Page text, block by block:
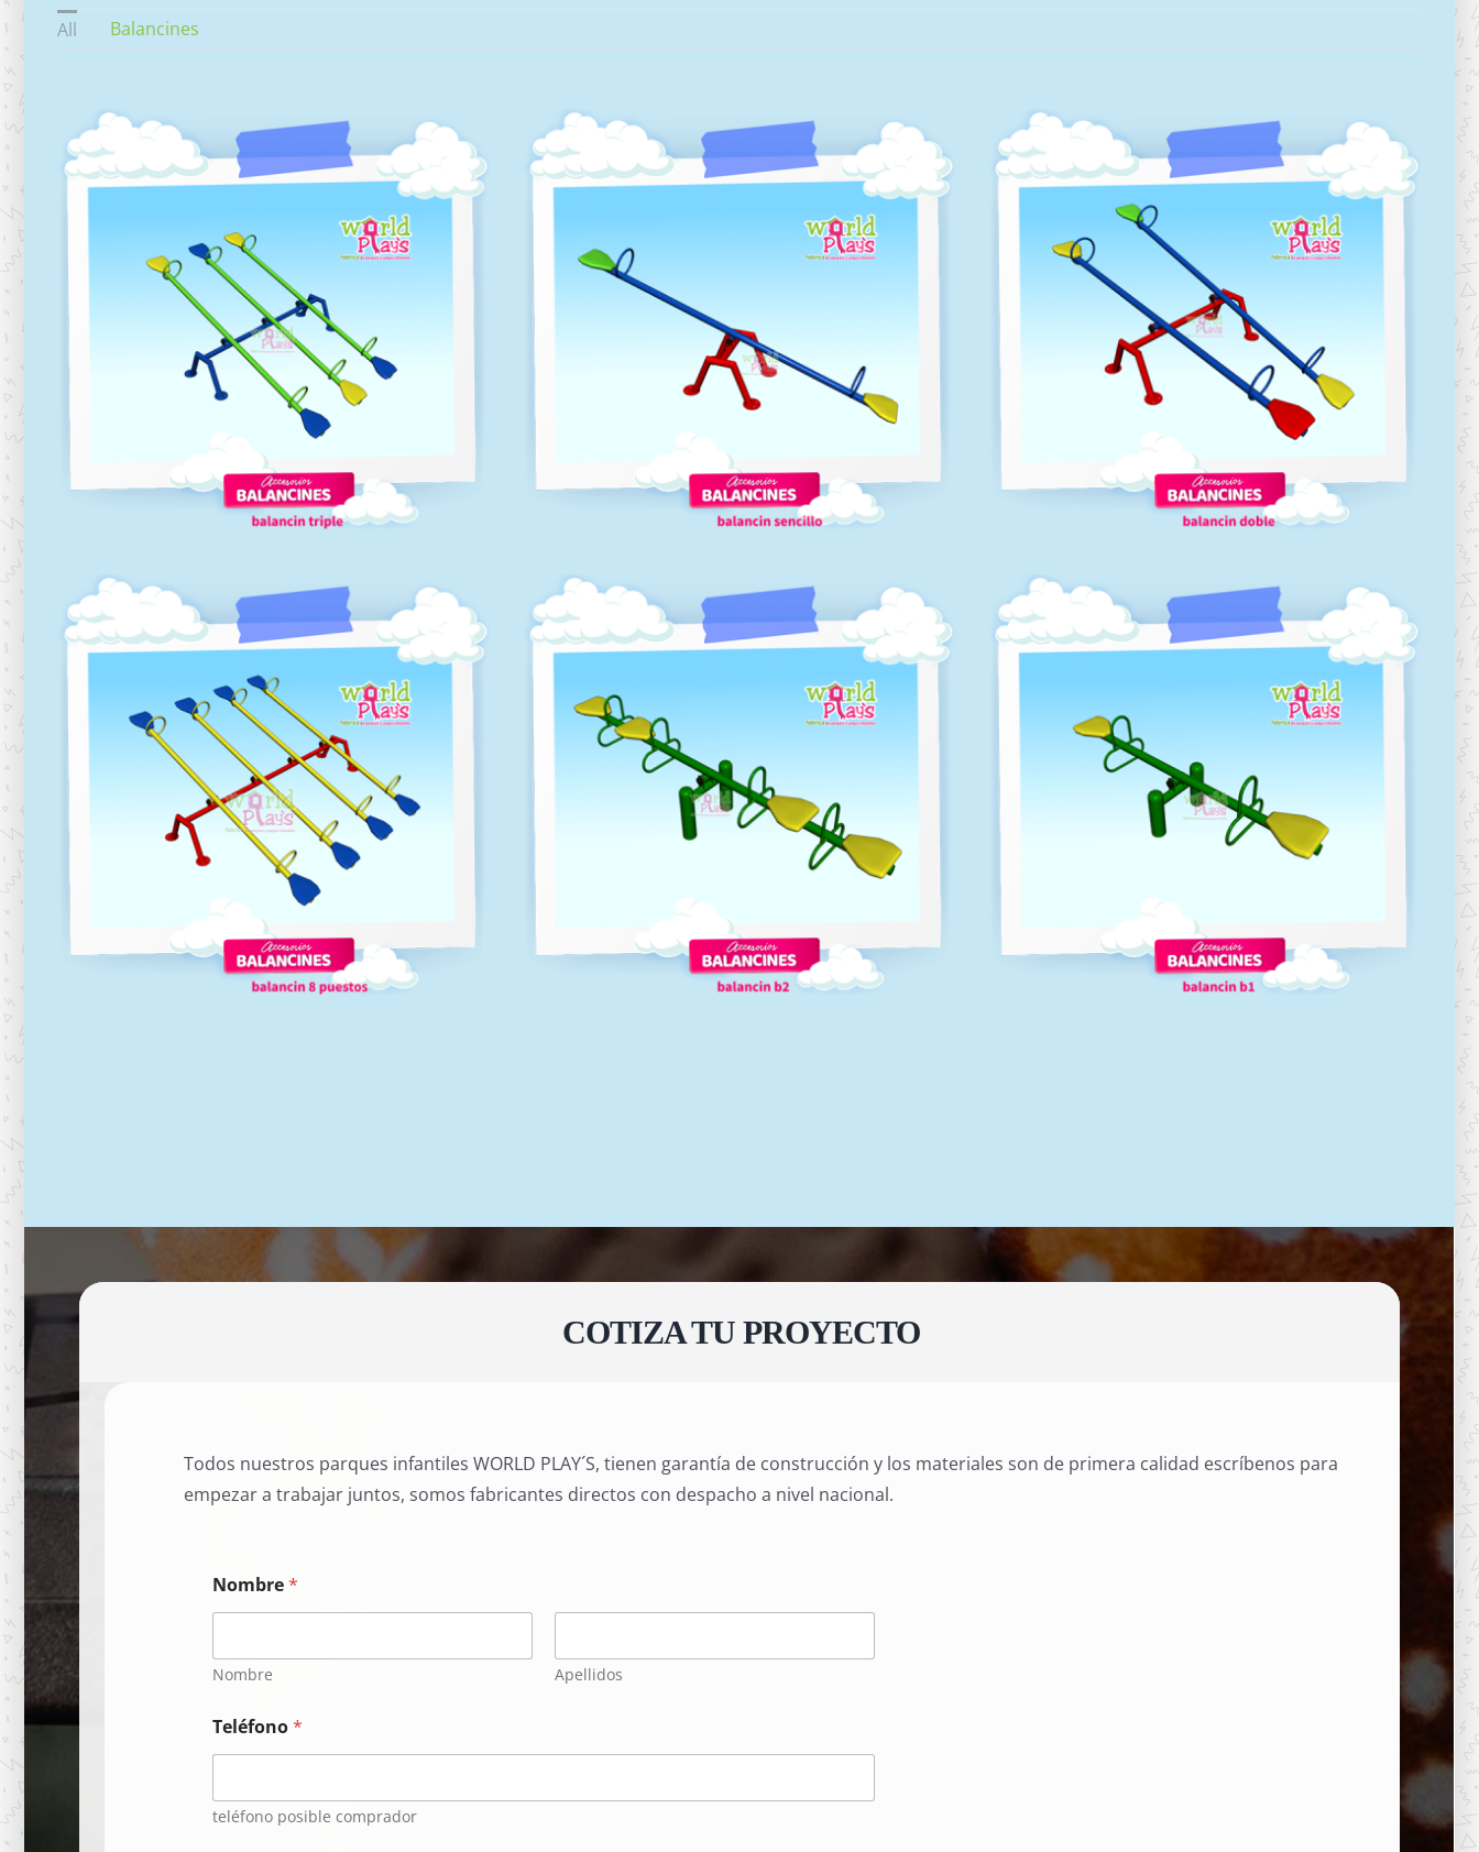
All Balancines
Balancines-sencillo 2 puestos
Balancines
Balancines-doble 4 puestos
Balancines
Balancines-B2
Balancines
Balancines-01
Balancines
COTIZA TU PROYECTO
Todos nuestros parques infantiles WORLD PLAY´S, tienen garantía de construcción y los materiales son de primera calidad escríbenos para
empezar a trabajar juntos, somos fabricantes directos con despacho a nivel nacional.
Nombre*
Nombre Apellidos
Teléfono*
teléfono posible comprador